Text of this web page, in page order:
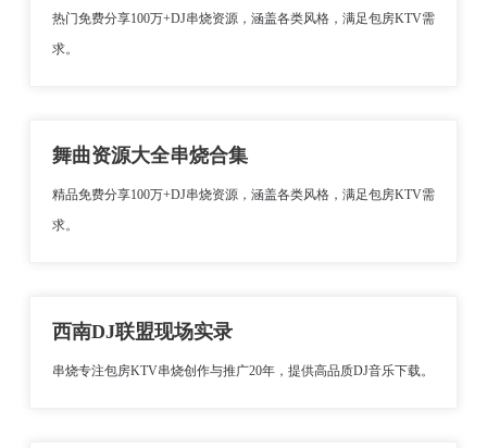
热门免费分享100万+DJ串烧资源，涵盖各类风格，满足包房KTV需
求。
舞曲资源大全串烧合集
精品免费分享100万+DJ串烧资源，涵盖各类风格，满足包房KTV需
求。
西南DJ联盟现场实录
串烧专注包房KTV串烧创作与推广20年，提供高品质DJ音乐下载。